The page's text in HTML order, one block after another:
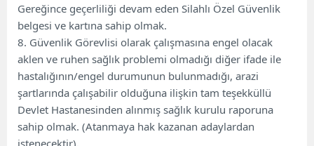
Gereğince geçerliliği devam eden Silahlı Özel Güvenlik
belgesi ve kartına sahip olmak.
8. Güvenlik Görevlisi olarak çalışmasına engel olacak
aklen ve ruhen sağlık problemi olmadığı diğer ifade ile
hastalığının/engel durumunun bulunmadığı, arazi
şartlarında çalışabilir olduğuna ilişkin tam teşekküllü
Devlet Hastanesinden alınmış sağlık kurulu raporuna
sahip olmak. (Atanmaya hak kazanan adaylardan